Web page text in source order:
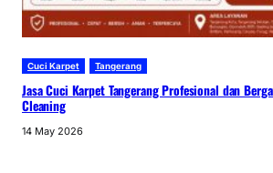
Cuci Karpet Tangerang
Jasa Cuci Karpet Tangerang Profesional dan
Cleaning
14 May 2026